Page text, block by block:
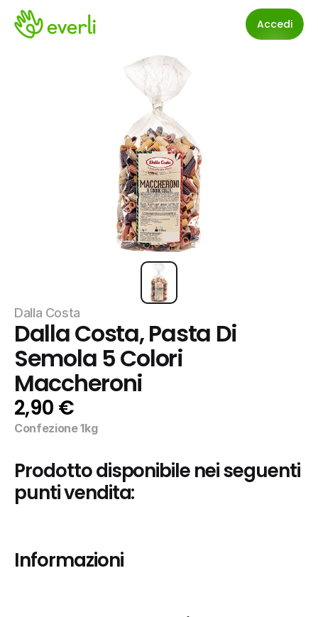
Accedi
Dalla Costa
Dalla Costa, Pasta Di
Semola 5 Colori
Maccheroni
2,90 €
Confezione 1kg
Prodotto disponibile nei seguenti
punti vendita:
Informazioni